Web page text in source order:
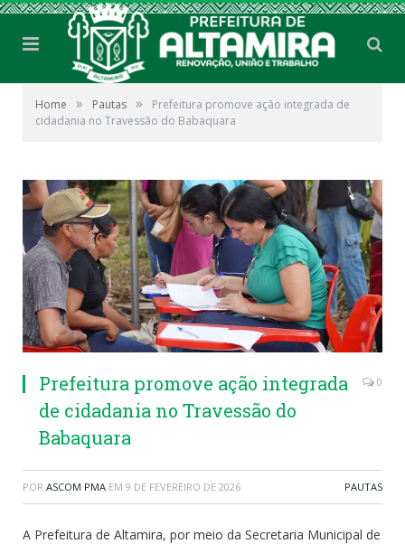
Home » Pautas »
Prefeitura promove ação integrada de
cidadania no Travessão do Babaquara
Prefeitura promove ação integrada
de cidadania no Travessão do
Babaquara
0
POR ASCOM PMA EM 9 DE FEVEREIRO DE 2026 PAUTAS
A Prefeitura de Altamira, por meio da Secretaria Municipal de